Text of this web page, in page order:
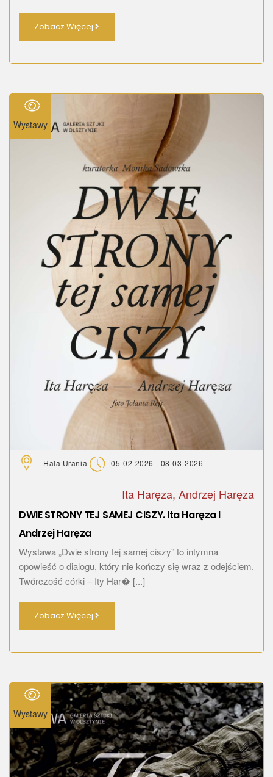
Zobacz Więcej
Wystawy
Hala Urania 05-02-2026 - 08-03-2026
Ita Haręza, Andrzej Haręza
DWIE STRONY TEJ SAMEJ CISZY. Ita Haręza I
Andrzej Haręza
Wystawa „Dwie strony tej samej ciszy” to intymna
opowieść o dialogu, który nie kończy się wraz z odejściem.
Twórczość córki – Ity Har� [...]
Zobacz Więcej
Wystawy